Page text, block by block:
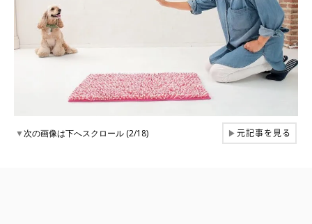
▼次の画像は下へスクロール (2/18) ▶元記事を見る